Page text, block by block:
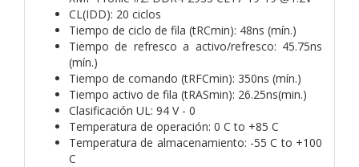
CL(IDD): 20 ciclos
Tiempo de ciclo de fila (tRCmin): 48ns (mín.)
Tiempo de refresco a activo/refresco: 45.75ns
(mín.)
Tiempo de comando (tRFCmin): 350ns (mín.)
Tiempo activo de fila (tRASmin): 26.25ns(min.)
Clasificación UL: 94 V - 0
Temperatura de operación: 0 C to +85 C
Temperatura de almacenamiento: -55 C to +100
C